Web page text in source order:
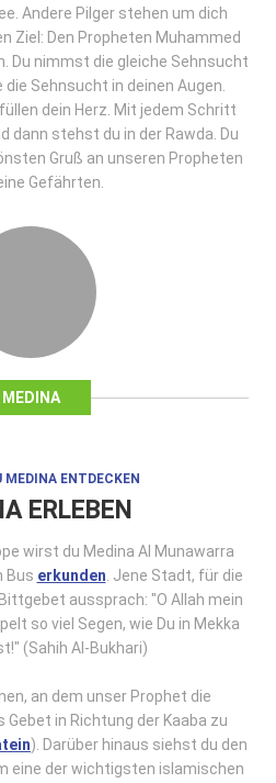
MEDINA
Andere Pilger stehen um dich
Ziel: Den Propheten Muhammed
Du nimmst die gleiche Sehnsucht
die Sehnsucht in deinen Augen.
dein Herz. Mit jedem Schritt
dann stehst du in der Rawda. Du
Gruß an unseren Propheten
Gefährten.
MEDINA ENTDECKEN
ERLEBEN
wirst du Medina Al Munawarra
Bus erkunden. Jene Stadt, für die
aussprach: "O Allah mein
so viel Segen, wie Du in Mekka
(Sahih Al-Bukhari)
an dem unser Prophet die
in Richtung der Kaaba zu
). Darüber hinaus siehst du den
eine der wichtigsten islamischen